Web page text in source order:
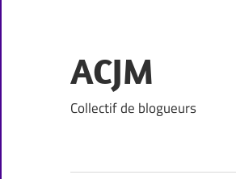
content
ACJM
Collectif de blogueurs